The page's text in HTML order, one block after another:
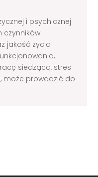
i psychicznej
czynników
jakość życia
siedzącą, stres
może prowadzić do